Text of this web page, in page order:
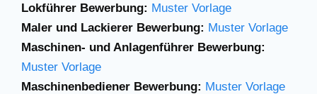
Lokführer Bewerbung: Muster Vorlage
Maler und Lackierer Bewerbung: Muster Vorlage
Maschinen- und Anlagenführer Bewerbung:
Muster Vorlage
Maschinenbediener Bewerbung: Muster Vorlage